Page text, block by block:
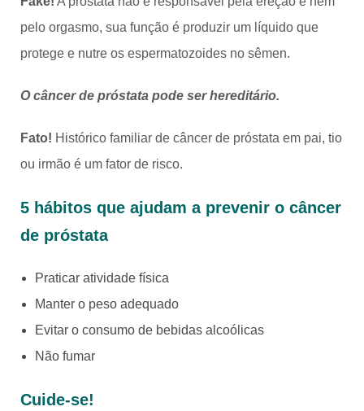
pelo orgasmo, sua função é produzir um líquido que
protege e nutre os espermatozoides no sêmen.
O câncer de próstata pode ser hereditário.
Fato! Histórico familiar de câncer de próstata em pai, tio
ou irmão é um fator de risco.
5 hábitos que ajudam a prevenir o câncer
de próstata
Praticar atividade física
Manter o peso adequado
Evitar o consumo de bebidas alcoólicas
Não fumar
Cuide-se!